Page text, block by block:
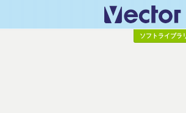
ソフトライブラ